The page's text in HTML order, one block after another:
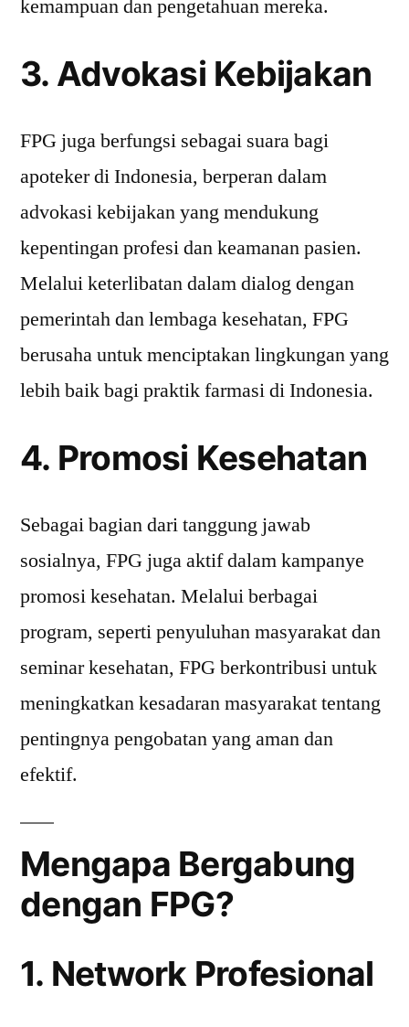
kemampuan dan pengetahuan mereka.
3. Advokasi Kebijakan
FPG juga berfungsi sebagai suara bagi
apoteker di Indonesia, berperan dalam
advokasi kebijakan yang mendukung
kepentingan profesi dan keamanan pasien.
Melalui keterlibatan dalam dialog dengan
pemerintah dan lembaga kesehatan, FPG
berusaha untuk menciptakan lingkungan yang
lebih baik bagi praktik farmasi di Indonesia.
4. Promosi Kesehatan
Sebagai bagian dari tanggung jawab
sosialnya, FPG juga aktif dalam kampanye
promosi kesehatan. Melalui berbagai
program, seperti penyuluhan masyarakat dan
seminar kesehatan, FPG berkontribusi untuk
meningkatkan kesadaran masyarakat tentang
pentingnya pengobatan yang aman dan
efektif.
Mengapa Bergabung
dengan FPG?
1. Network Profesional